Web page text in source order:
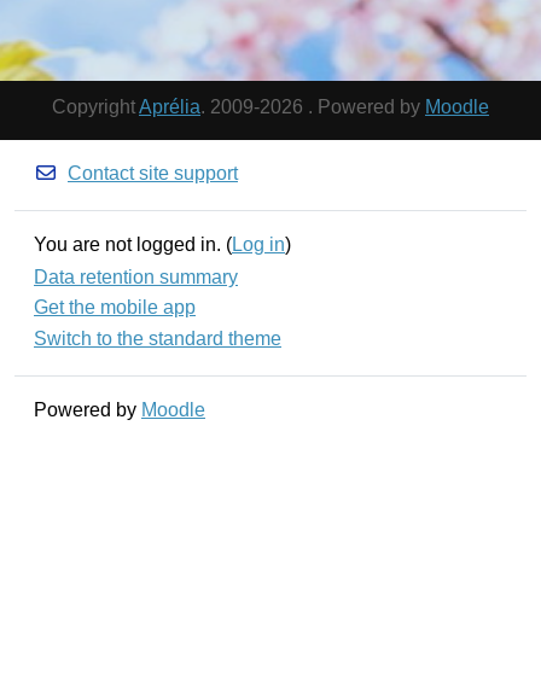
CopyrightAprélia. 2009-2026 . Powered by Moodle
Contact site support
You are not logged in. (Log in)
Data retention summary
Get the mobile app
Switch to the standard theme
Powered by Moodle